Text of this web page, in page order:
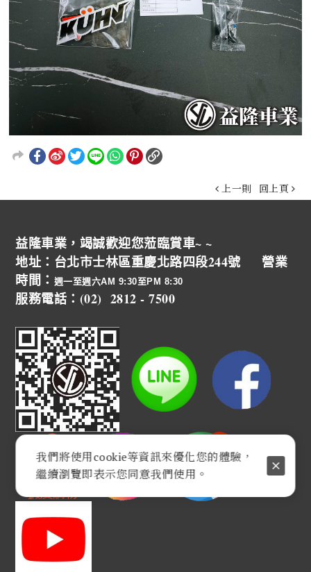
上一則 回上頁
益隆車業，竭誠歡迎您蒞臨賞車~ ~
地址：台北市士林區重慶北路四段244號 營業
時間： 週一至週六AM 9:30至PM 8:30
服務電話：(02) 2812 - 7500
我們將使用cookie等資訊來優化您的體驗，
繼續瀏覽即表示您同意我們使用。